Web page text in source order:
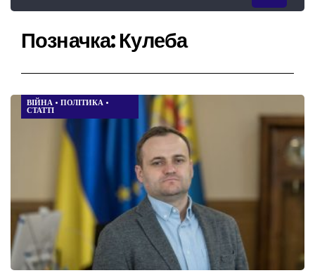
Позначка:Кулеба
ВІЙНА • ПОЛІТИКА •
СТАТТІ